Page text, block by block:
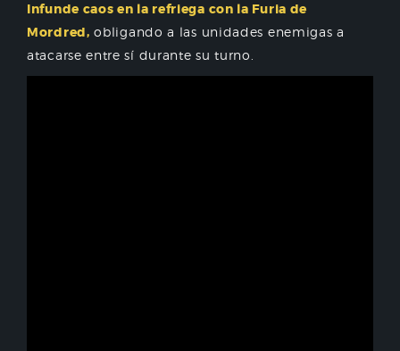
Infunde caos en la refriega con la Furia de
Mordred, obligando a las unidades enemigas a
atacarse entre sí durante su turno.